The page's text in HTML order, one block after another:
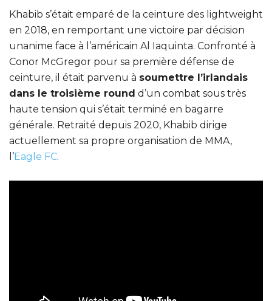
Khabib s’était emparé de la ceinture des lightweight
en 2018, en remportant une victoire par décision
unanime face à l’américain Al Iaquinta. Confronté à
Conor McGregor pour sa première défense de
ceinture, il était parvenu à soumettre l’irlandais
dans le troisième round d’un combat sous très
haute tension qui s’était terminé en bagarre
générale. Retraité depuis 2020, Khabib dirige
actuellement sa propre organisation de MMA,
l’Eagle FC.